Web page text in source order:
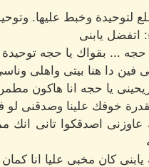
لتوحيدة وخبط عليها.
اتفضل يابنى
حجه ... بقواك يا حجه
فين دا هنا بيتى واهلى
يا حجه انا هاكون مطمن
خوفك علينا وصدقنى
اصدقكوا تانى انك
يابنى كان مخبى عليا انا